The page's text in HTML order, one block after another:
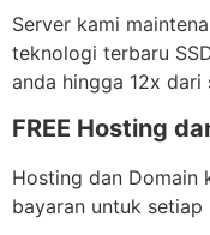
Server kami
teknologi terbaru
anda hingga 12x dari
FREE Hosting
Hosting dan Domain
bayaran untuk